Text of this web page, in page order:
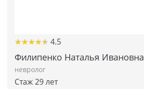
★★★★★
★★★★★ 4.5
Филипенко Наталья Ивановна
невролог
Стаж 29 лет